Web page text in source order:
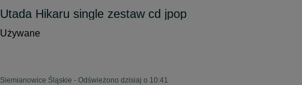
Utada Hikaru single zestaw cd jpop
Używane
Siemianowice Śląskie - Odświeżono dzisiaj o 10:41